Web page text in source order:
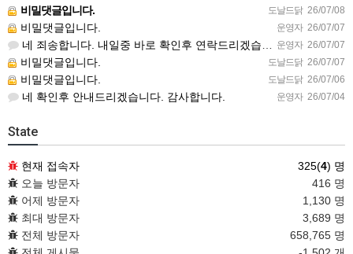
도날드닭 26/07/08
비밀댓글입니다.
운영자 26/07/07
비밀댓글입니다.
운영자 26/07/07
네 죄송합니다. 내일중 바로 확인후 연락드리겠습니다.~~^^
도날드닭 26/07/07
비밀댓글입니다.
도날드닭 26/07/06
비밀댓글입니다.
운영자 26/07/04
네 확인후 안내드리겠습니다. 감사합니다.
State
현재 접속자 325(4) 명
오늘 방문자
416 명
어제 방문자
1,130 명
최대 방문자
3,689 명
전체 방문자
658,765 명